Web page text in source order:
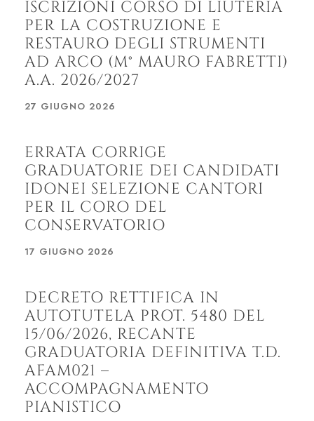
ISCRIZIONI CORSO DI LIUTERIA
PER LA COSTRUZIONE E
RESTAURO DEGLI STRUMENTI
AD ARCO (M° MAURO FABRETTI)
A.A. 2026/2027
27 GIUGNO 2026
ERRATA CORRIGE
GRADUATORIE DEI CANDIDATI
IDONEI SELEZIONE CANTORI
PER IL CORO DEL
CONSERVATORIO
17 GIUGNO 2026
DECRETO RETTIFICA IN
AUTOTUTELA PROT. 5480 DEL
15/06/2026, RECANTE
GRADUATORIA DEFINITIVA T.D.
AFAM021 –
ACCOMPAGNAMENTO
PIANISTICO